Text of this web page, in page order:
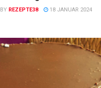
BY REZEPTE38 18 JANUAR 2024